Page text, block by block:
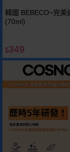
韓國 BEBECO~完美
(70ml)
$349